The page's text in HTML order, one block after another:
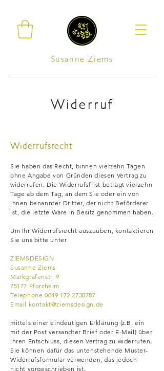
Susanne Ziems
Widerruf
Widerrufsrecht
Sie haben das Recht, binnen vierzehn Tagen
ohne Angabe von Gründen diesen Vertrag zu
widerrufen. Die Widerrufsfrist beträgt vierzehn
Tage ab dem Tag, an dem Sie oder ein von
Ihnen benannter Dritter, der nicht Beförderer
ist, die letzte Ware in Besitz genommen haben.
Um Ihr Widerrufsrecht auszuüben, kontaktieren
Sie uns bitte unter
ZIEMSDESIGN
Susanne Ziems
Markgrafenstr. 9
75177 Pforzheim
Telephone 0049 172 2730787
Email kontakt@ziemsdesign.de
mittels einer eindeutigen Erklärung (z.B. ein
mit der Post versandter Brief oder E-Mail) über
Ihren Entschluss, diesen Vertrag zu widerrufen.
Sie können dafür das untenstehende Muster-
Widerrufsformular verwenden, das jedoch
nicht vorgeschrieben ist.